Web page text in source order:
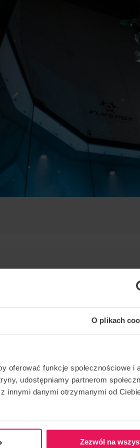
O plikach
oferować funkcje społecznościowe i
udostępniamy partnerom
innymi danymi otrzymanymi od
Zezwól na